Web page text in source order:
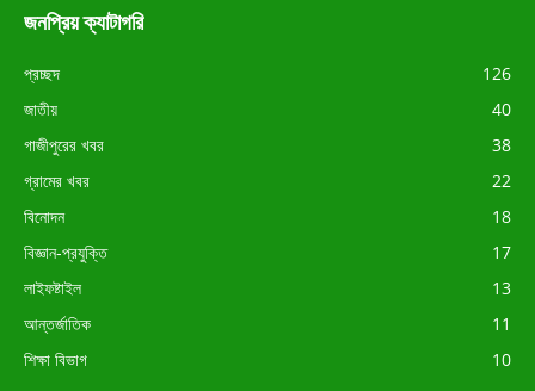
জনপ্রিয় ক্যাটাগরি
প্রচ্ছদ
126
জাতীয়
40
গাজীপুরের খবর
38
গ্রামের খবর
22
বিনোদন
18
বিজ্ঞান-প্রযুক্তি
17
লাইফষ্টাইল
13
আন্তর্জাতিক
11
শিক্ষা বিভাগ
10